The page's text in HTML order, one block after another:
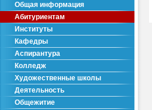
Общая информация
Абитуриентам
Институты
Кафедры
Аспирантура
Колледж
Художественные школы
Деятельность
Общежитие